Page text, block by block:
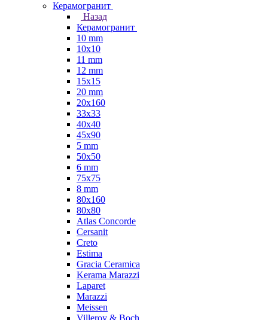
Керамогранит
Назад
Керамогранит
10 mm
10x10
11 mm
12 mm
15x15
20 mm
20х160
33x33
40х40
45x90
5 mm
50x50
6 mm
75х75
8 mm
80x160
80x80
Atlas Concorde
Cersanit
Creto
Estima
Gracia Ceramica
Kerama Marazzi
Laparet
Marazzi
Meissen
Villeroy & Boch